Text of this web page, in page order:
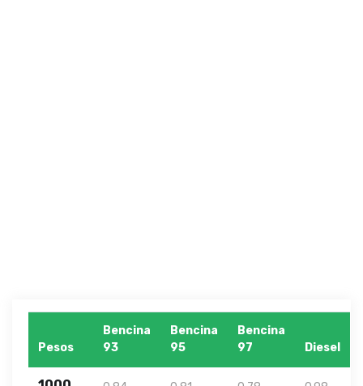
Pesos
Bencina
93
Bencina
95
Bencina
97
Diesel